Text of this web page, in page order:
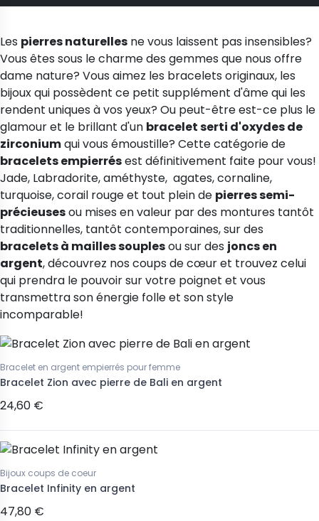
(1 avis)
Les pierres naturelles ne vous laissent pas insensibles?
Vous êtes sous le charme des gemmes que nous offre
dame nature? Vous aimez les bracelets originaux, les
bijoux qui possèdent ce petit supplément d'âme qui les
rendent uniques à vos yeux? Ou peut-être est-ce plus le
glamour et le brillant d'un braceletserti d'oxydes de
zirconiumqui vous émoustille? Cette catégorie de
bracelets empierrésest définitivement faite pour vous!
Jade, Labradorite, améthyste, agates, cornaline,
turquoise, corail rouge et tout plein de pierres semi-
précieusesou mises en valeur par des montures tantôt
traditionnelles, tantôt contemporaines, sur des
bracelets à mailles souplesou sur des joncs en
argent, découvrez nos coups de cœur et trouvez celui
qui prendra le pouvoir sur votre poignet et vous
transmettra son énergie folle et son style
incomparable!
Bracelet en argent empierrés pour femme
Bracelet Zion avec pierre de Bali en argent
24,60 €
Bijoux coups de coeur
Bracelet Infinity en argent
47,80 €